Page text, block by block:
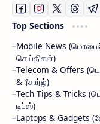
Top Sections
Mobile News
செய்திகள்)
Telecom & Offers
& ரீசார்ஜ்)
Tech Tips & Tricks
டிப்ஸ்)
Laptops & Gadgets